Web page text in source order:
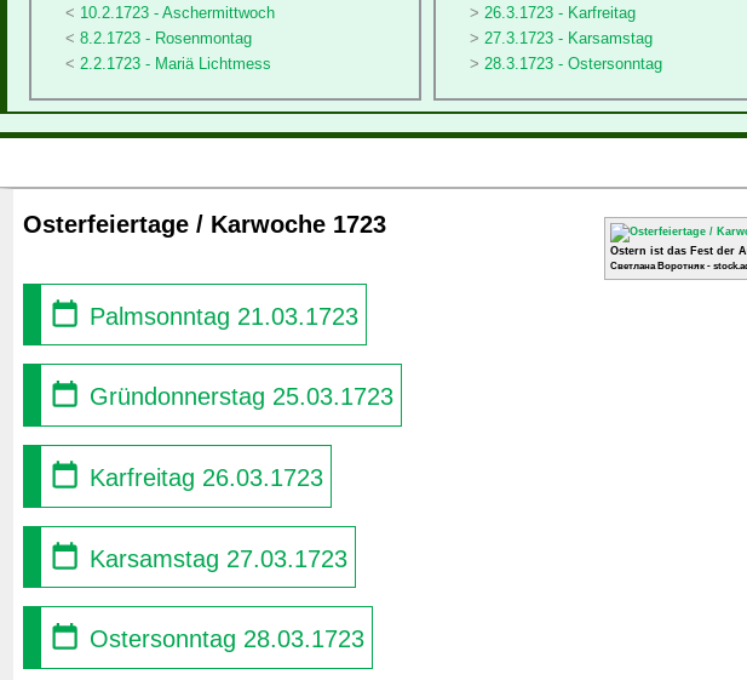
10.2.1723 - Aschermittwoch
8.2.1723 - Rosenmontag
2.2.1723 - Mariä Lichtmess
26.3.1723 - Karfreitag
27.3.1723 - Karsamstag
28.3.1723 - Ostersonntag
Ostern ist das Fest der
Светлана Воротняк -
Osterfeiertage / Karwoche 1723
Palmsonntag 21.03.1723
Gründonnerstag 25.03.1723
Karfreitag 26.03.1723
Karsamstag 27.03.1723
Ostersonntag 28.03.1723